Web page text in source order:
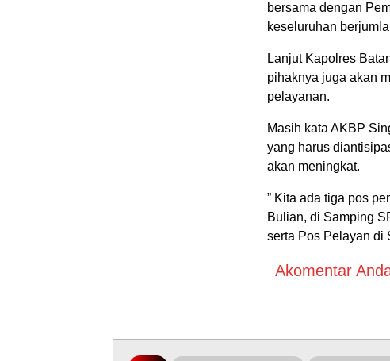
bersama dengan
keseluruhan
Lanjut Kapolres
pihaknya juga akan
pelayanan.
Masih kata AKBP
yang harus
akan meningkat.
” Kita ada tiga pos
Bulian, di Samping
serta Pos Pelayan di
Akomentar